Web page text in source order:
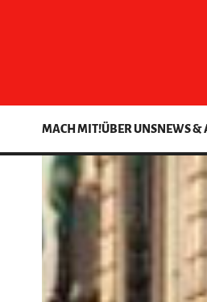
MACH MIT!ÜBER UNSNEWS &